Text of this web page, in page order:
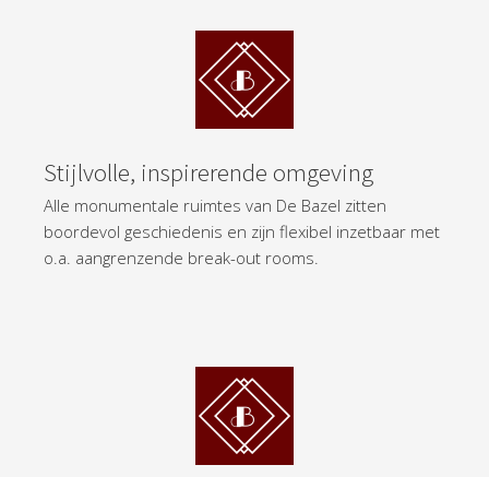
Stijlvolle, inspirerende omgeving
Alle monumentale ruimtes van De Bazel zitten
boordevol geschiedenis en zijn flexibel inzetbaar met
o.a. aangrenzende break-out rooms.